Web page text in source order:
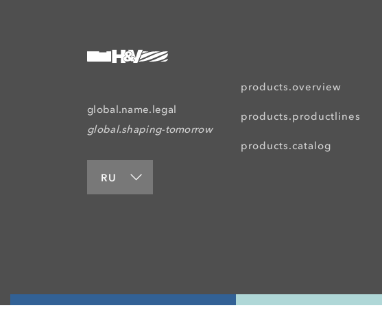
global.name.legal
global.shaping-tomorrow
RU
products.overview
products.productlines
products.catalog